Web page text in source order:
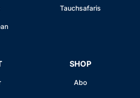
Tauchsafaris
SHOP
Abo